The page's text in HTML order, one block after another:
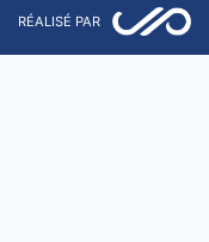
RÉALISÉ PAR